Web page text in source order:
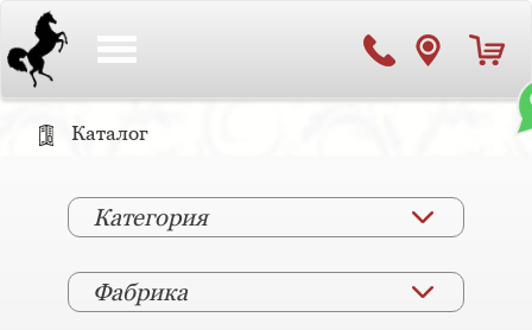
Каталог
Категория
Фабрика